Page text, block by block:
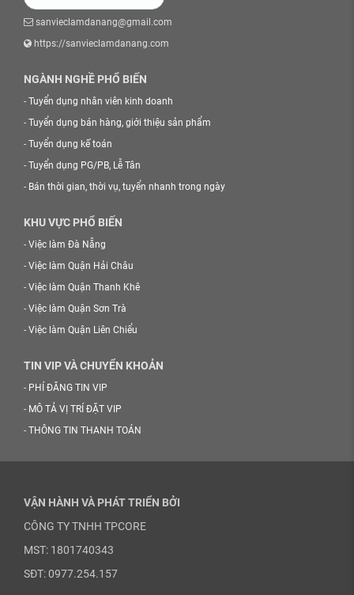
sanvieclamdanang@gmail.com
https://sanvieclamdanang.com
NGÀNH NGHỀ PHỔ BIẾN
- Tuyển dụng nhân viên kinh doanh
- Tuyển dụng bán hàng, giới thiệu sản phẩm
- Tuyển dụng kế toán
- Tuyển dụng PG/PB, Lễ Tân
- Bán thời gian, thời vụ, tuyển nhanh trong ngày
KHU VỰC PHỔ BIẾN
- Việc làm Đà Nẵng
- Việc làm Quận Hải Châu
- Việc làm Quận Thanh Khê
- Việc làm Quận Sơn Trà
- Việc làm Quận Liên Chiểu
TIN VIP VÀ CHUYỂN KHOẢN
- PHÍ ĐĂNG TIN VIP
- MÔ TẢ VỊ TRÍ ĐẶT VIP
- THÔNG TIN THANH TOÁN
VẬN HÀNH VÀ PHÁT TRIỂN BỞI
CÔNG TY TNHH TPCORE
MST: 1801740343
SĐT: 0977.254.157